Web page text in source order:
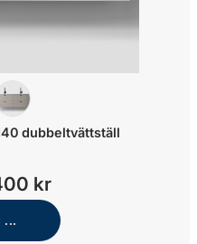
dubbeltvättställ
kr